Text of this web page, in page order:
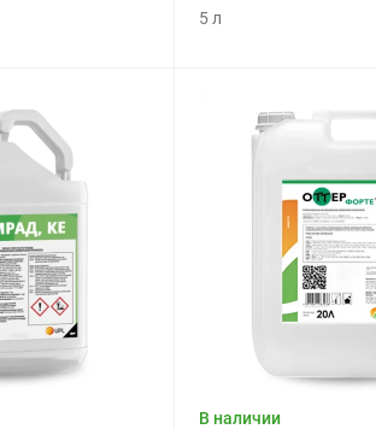
5 л
В наличии